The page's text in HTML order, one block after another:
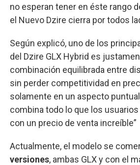
no esperan tener en éste rango
el Nuevo Dzire cierra por todos
Según explicó, uno de los
del Dzire GLX Hybrid es
combinación equilibrada entre
sin perder competitividad en
solamente en un aspecto
combina todo lo que los
con un precio de venta increíble”
Actualmente, el modelo se
versiones, ambas GLX y con el